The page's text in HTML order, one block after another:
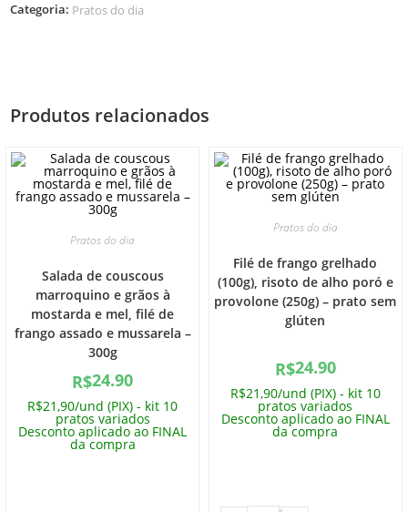
Categoria: Pratos do dia
Produtos relacionados
Pratos do dia
Salada de couscous
marroquino e grãos à
mostarda e mel, filé de
frango assado e mussarela –
300g
R$24.90
R$21,90/und (PIX) - kit 10
pratos variados
Desconto aplicado ao FINAL
da compra
Pratos do dia
Filé de frango grelhado
(100g), risoto de alho poró e
provolone (250g) – prato sem
glúten
R$24.90
R$21,90/und (PIX) - kit 10
pratos variados
Desconto aplicado ao FINAL
da compra